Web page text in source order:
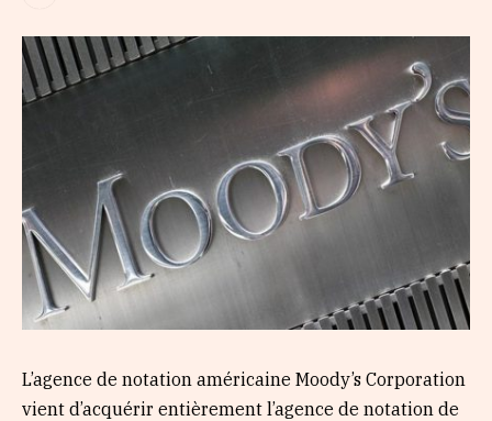
L’agence de notation américaine Moody’s Corporation
vient d’acquérir entièrement l’agence de notation de